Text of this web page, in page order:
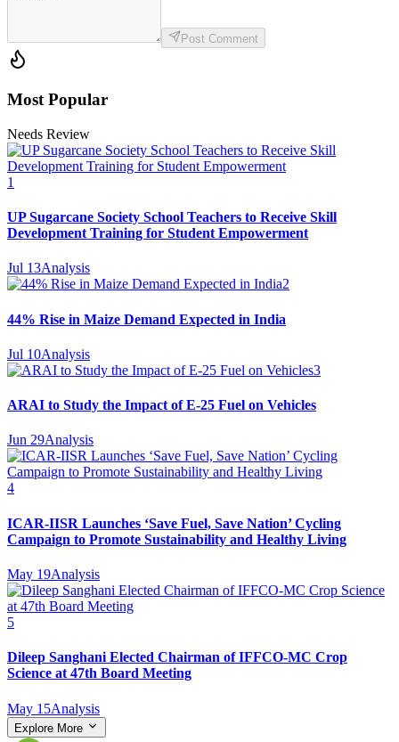
Post Comment
Most Popular
Needs Review
1
UP Sugarcane Society School Teachers to Receive Skill
Development Training for Student Empowerment
Jul 13Analysis
2
44% Rise in Maize Demand Expected in India
Jul 10Analysis
3
ARAI to Study the Impact of E-25 Fuel on Vehicles
Jun 29Analysis
4
ICAR-IISR Launches ‘Save Fuel, Save Nation’ Cycling
Campaign to Promote Sustainability and Healthy Living
May 19Analysis
5
Dileep Sanghani Elected Chairman of IFFCO-MC Crop
Science at 47th Board Meeting
May 15Analysis
Explore More